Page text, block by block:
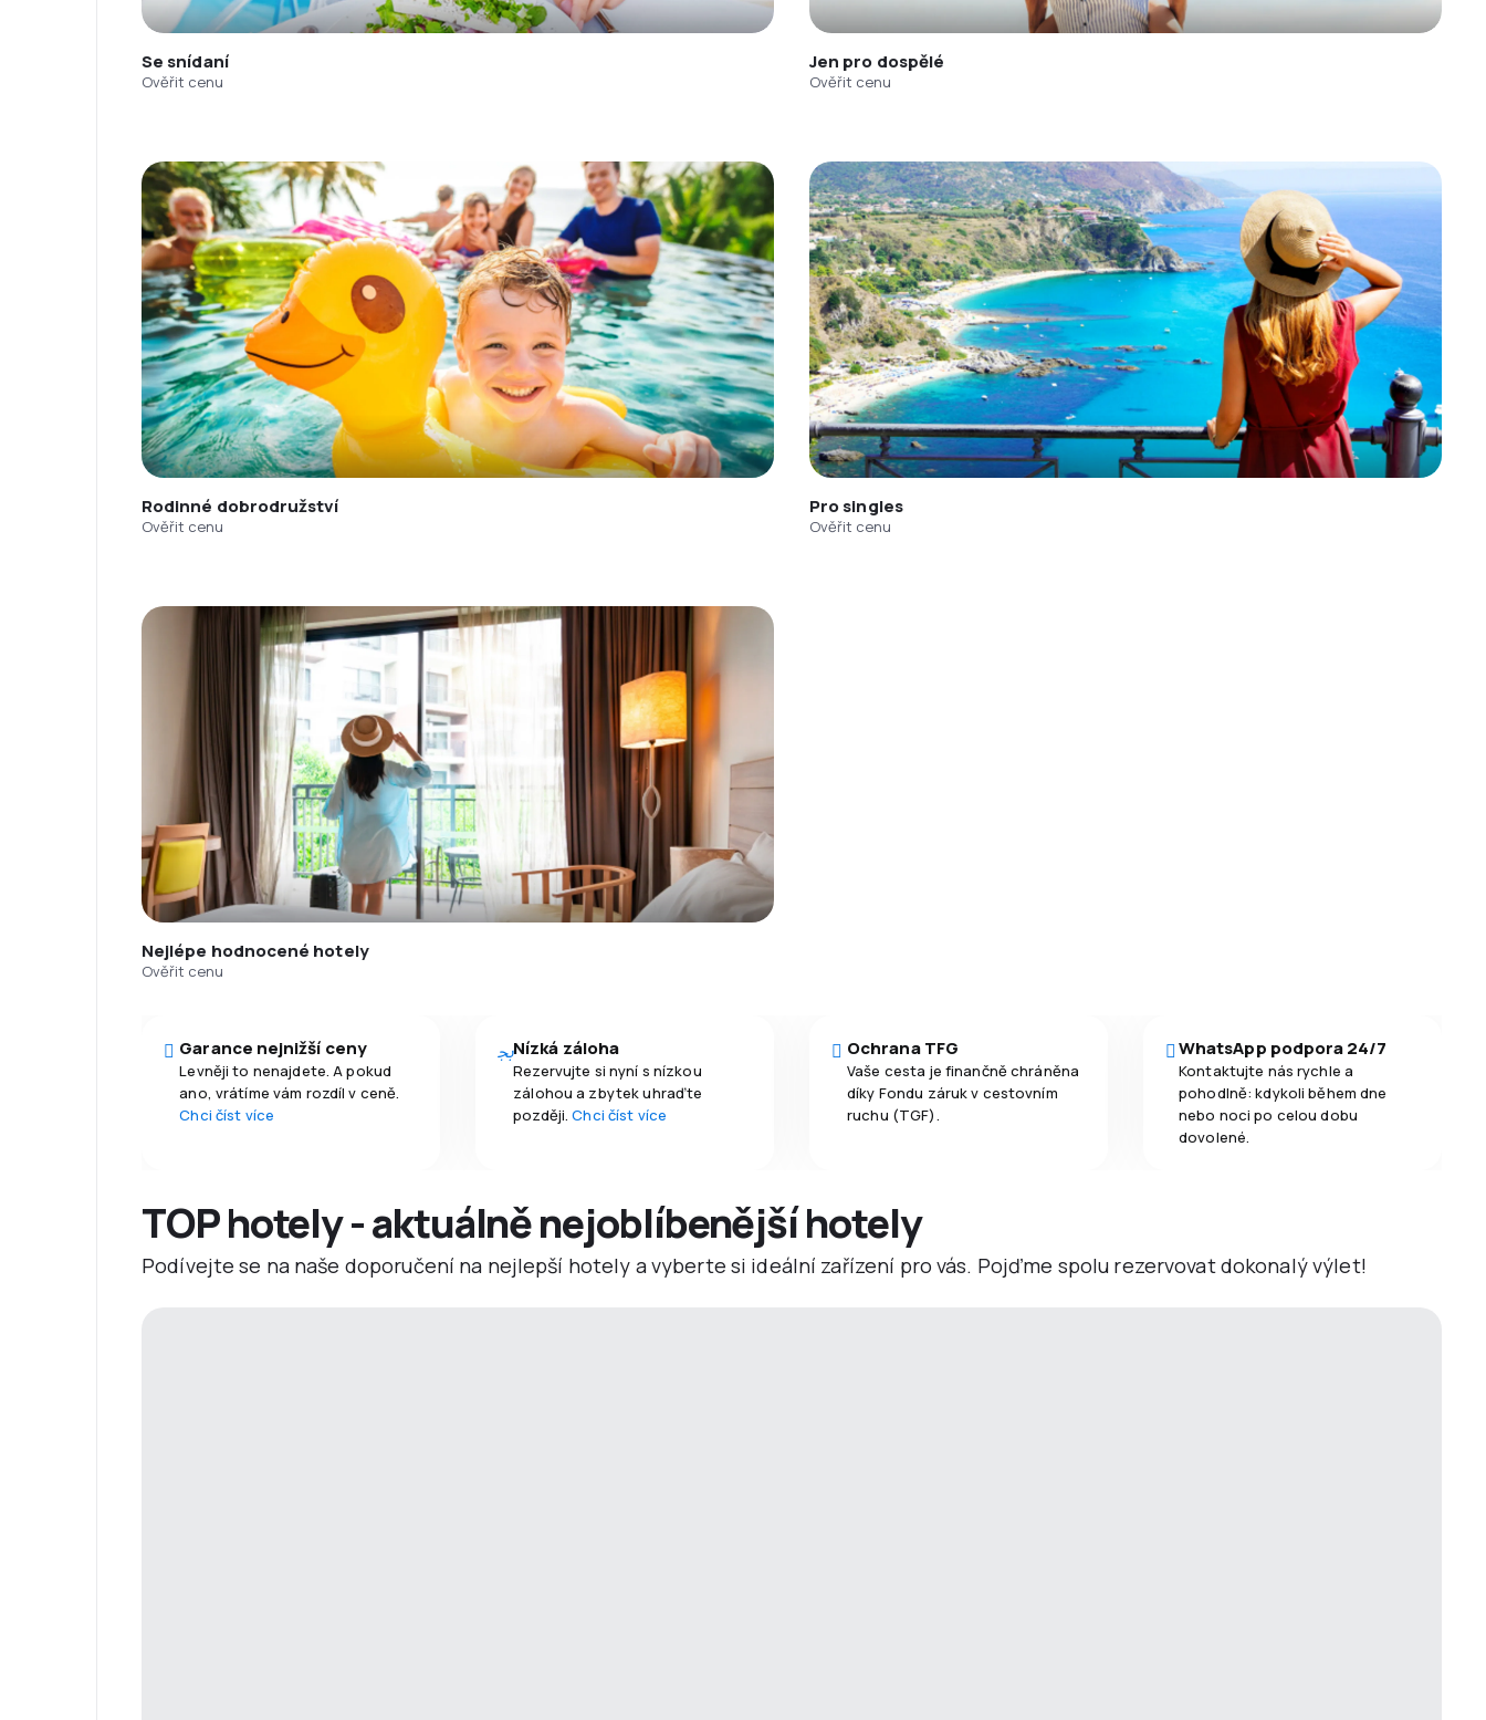
Se snídaní
Ověřit cenu
Jen pro dospělé
Ověřit cenu
Rodinné dobrodružství
Ověřit cenu
Pro singles
Ověřit cenu
Nejlépe hodnocené hotely
Ověřit cenu
Garance nejnižší ceny
Levněji to nenajdete. A pokud
ano, vrátíme vám rozdíl v ceně.
Chci číst více
Nízká záloha
Rezervujte si nyní s nízkou
zálohou a zbytek uhraďte
později.Chci číst více
Ochrana TFG
Vaše cesta je finančně chráněna
díky Fondu záruk v cestovním
ruchu (TGF).
WhatsApp podpora 24/7
Kontaktujte nás rychle a
pohodlně: kdykoli během dne
nebo noci po celou dobu
dovolené.
TOP hotely - aktuálně nejoblíbenější hotely
Podívejte se na naše doporučení na nejlepší hotely a vyberte si ideální zařízení pro vás. Pojďme spolu rezervovat dokonalý výlet!